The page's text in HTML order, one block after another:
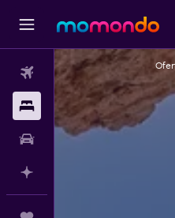
Vuelos
Alojamientos
Carros